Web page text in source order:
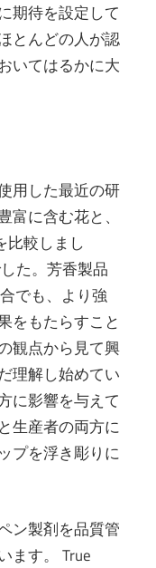
期待を設定して
とんどの人が認
いてはるかに大
用した最近の研
に含む花と、
比較しまし
た。芳香製品
でも、より強
をもたらすこと
観点から見て興
理解し始めてい
に影響を与えて
生産者の両方に
プを浮き彫りに
ン製剤を品質管
ます。 True